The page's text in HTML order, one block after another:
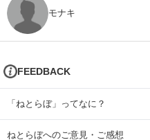
モナキ
FEEDBACK
「ねとらぼ」ってなに？
ねとらぼへのご意見・ご感想